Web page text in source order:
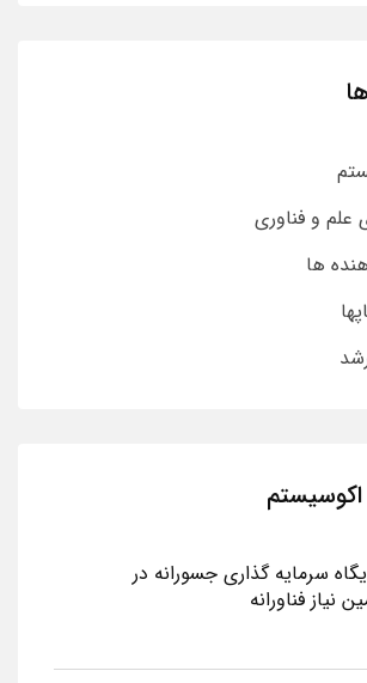
علم و فناوری
ها
اکوسیستم
سرمایه گذاری جسورانه در
نیاز فناورانه